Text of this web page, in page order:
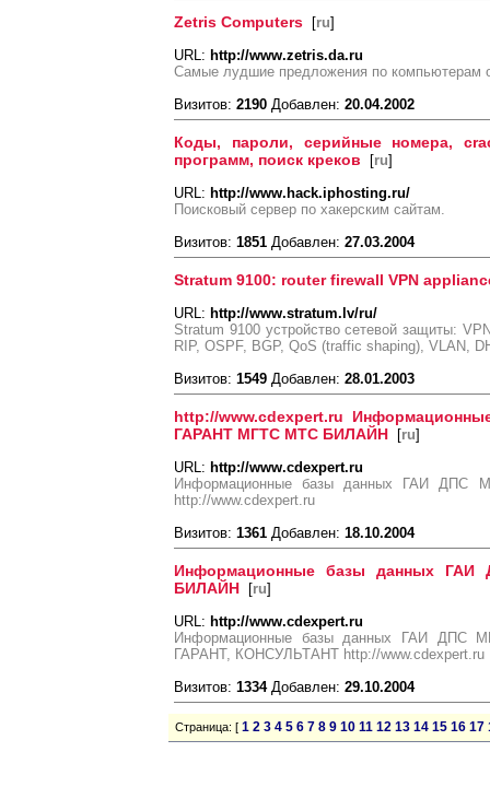
Zetris Computers [ru]
URL: http://www.zetris.da.ru
Самые лудшие предложения по компьютерам
Визитов: 2190 Добавлен: 20.04.2002
Коды, пароли, серийные номера,
программ, поиск креков [ru]
URL: http://www.hack.iphosting.ru/
Поисковый сервер по хакерским сайтам.
Визитов: 1851 Добавлен: 27.03.2004
Stratum 9100: router firewall VPN
URL: http://www.stratum.lv/ru/
Stratum 9100 устройство сетевой защиты:
RIP, OSPF, BGP, QoS (traffic shaping), VLAN,
Визитов: 1549 Добавлен: 28.01.2003
http://www.cdexpert.ru
ГАРАНТ МГТС МТС БИЛАЙН [ru]
URL: http://www.cdexpert.ru
Информационные базы данных ГАИ
http://www.cdexpert.ru
Визитов: 1361 Добавлен: 18.10.2004
Информационные базы данных
БИЛАЙН [ru]
URL: http://www.cdexpert.ru
Информационные базы данных ГАИ
ГАРАНТ, КОНСУЛЬТАНТ http://www.cdexpert.ru
Визитов: 1334Добавлен: 29.10.2004
Страница: [ 1 2 3 4 5 6 7 8 9 10 11 12 13 14 15 16 17